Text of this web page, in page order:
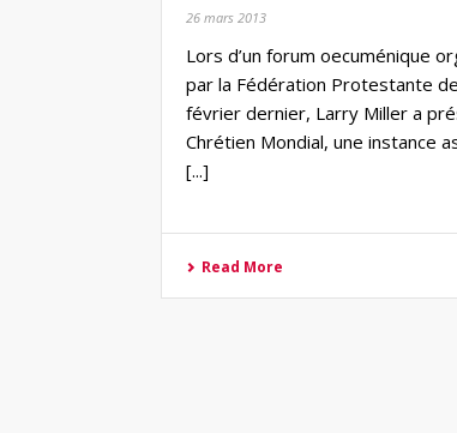
26 mars 2013
Lors d’un forum oecuménique
par la Fédération Protestante
février dernier, Larry Miller a
Chrétien Mondial, une instance
[...]
Read More